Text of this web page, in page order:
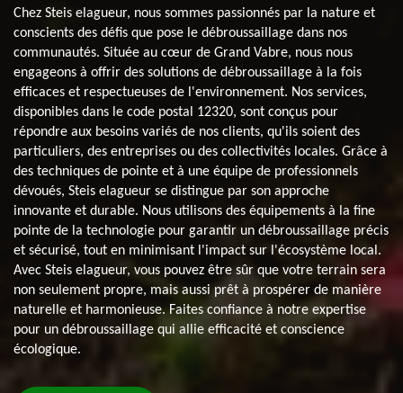
Chez Steis elagueur, nous sommes passionnés par la nature et
conscients des défis que pose le débroussaillage dans nos
communautés. Située au cœur de Grand Vabre, nous nous
engageons à offrir des solutions de débroussaillage à la fois
efficaces et respectueuses de l'environnement. Nos services,
disponibles dans le code postal 12320, sont conçus pour
répondre aux besoins variés de nos clients, qu'ils soient des
particuliers, des entreprises ou des collectivités locales. Grâce à
des techniques de pointe et à une équipe de professionnels
dévoués, Steis elagueur se distingue par son approche
innovante et durable. Nous utilisons des équipements à la fine
pointe de la technologie pour garantir un débroussaillage précis
et sécurisé, tout en minimisant l'impact sur l'écosystème local.
Avec Steis elagueur, vous pouvez être sûr que votre terrain sera
non seulement propre, mais aussi prêt à prospérer de manière
naturelle et harmonieuse. Faites confiance à notre expertise
pour un débroussaillage qui allie efficacité et conscience
écologique.